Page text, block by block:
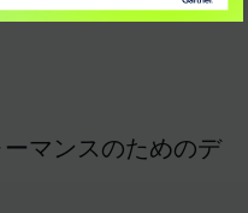
マンスのためのデ